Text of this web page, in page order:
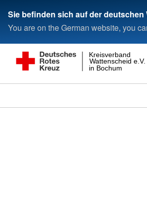
Sie befinden sich auf der deutschen
You are on the German website, you
in Bochum
Wattenscheid e.V.
Kreisverband